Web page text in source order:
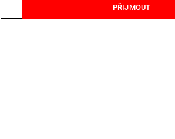
PŘIJMOUT